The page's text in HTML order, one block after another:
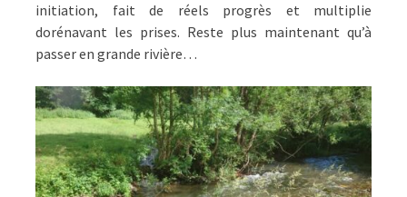
initiation, fait de réels progrès et multiplie
dorénavant les prises. Reste plus maintenant qu’à
passer en grande rivière…